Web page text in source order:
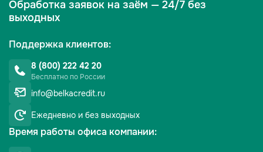
Обработка заявок на заём — 24/7 без
выходных
Поддержка клиентов:
8 (800) 222 42 20
Бесплатно по России
info@belkacredit.ru
Ежедневно и без выходных
Время работы офиса компании: